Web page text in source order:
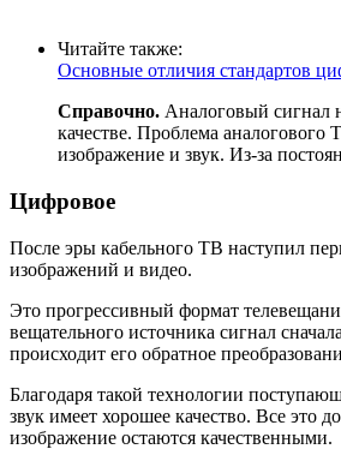
Читайте также:
Основные отличия стандартов
Справочно. Аналоговый сигнал
качестве. Проблема аналогового
изображение и звук. Из-за
Цифровое
После эры кабельного ТВ наступил
изображений и видео.
Это прогрессивный формат
вещательного источника сигнал
происходит его обратное
Благодаря такой технологии
звук имеет хорошее качество. Все это
изображение остаются качественными.